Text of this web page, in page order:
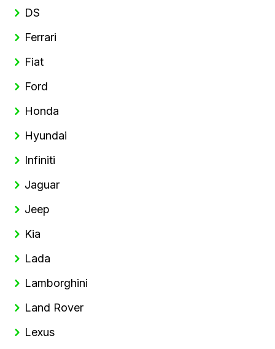
DS
Ferrari
Fiat
Ford
Honda
Hyundai
Infiniti
Jaguar
Jeep
Kia
Lada
Lamborghini
Land Rover
Lexus